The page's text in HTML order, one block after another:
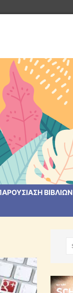
ΒΙΒΛΙΩΝ